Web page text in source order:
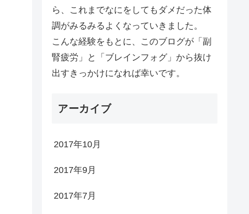
ら、これまでなにをしてもダメだった体
調がみるみるよくなっていきました。
こんな経験をもとに、このブログが「副
腎疲労」と「ブレインフォグ」から抜け
出すきっかけになれば幸いです。
アーカイブ
2017年10月
2017年9月
2017年7月